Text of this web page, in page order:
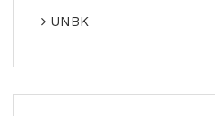
UNBK